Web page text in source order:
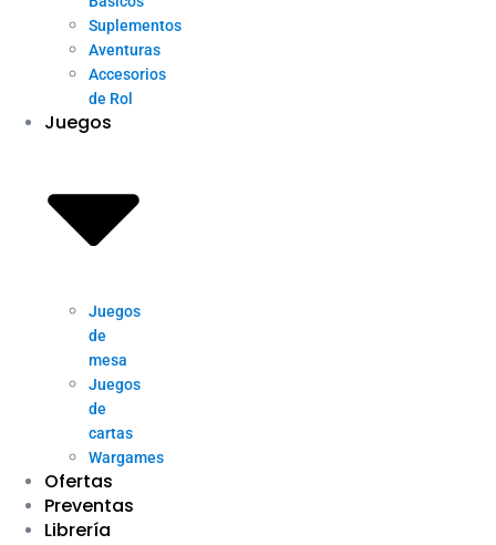
Suplementos
Aventuras
Accesorios
de Rol
Juegos
Juegos
de
mesa
Juegos
de
cartas
Wargames
Ofertas
Preventas
Librería